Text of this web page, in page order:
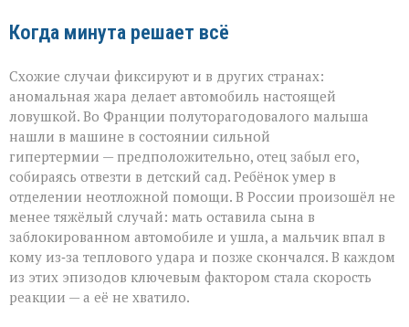
Когда минута решает всё
Схожие случаи фиксируют и в других странах:
аномальная жара делает автомобиль настоящей
ловушкой. Во Франции полуторагодовалого малыша
нашли в машине в состоянии сильной
гипертермии — предположительно, отец забыл его,
собираясь отвезти в детский сад. Ребёнок умер в
отделении неотложной помощи. В России произошёл не
менее тяжёлый случай: мать оставила сына в
заблокированном автомобиле и ушла, а мальчик впал в
кому из‑за теплового удара и позже скончался. В каждом
из этих эпизодов ключевым фактором стала скорость
реакции — а её не хватило.